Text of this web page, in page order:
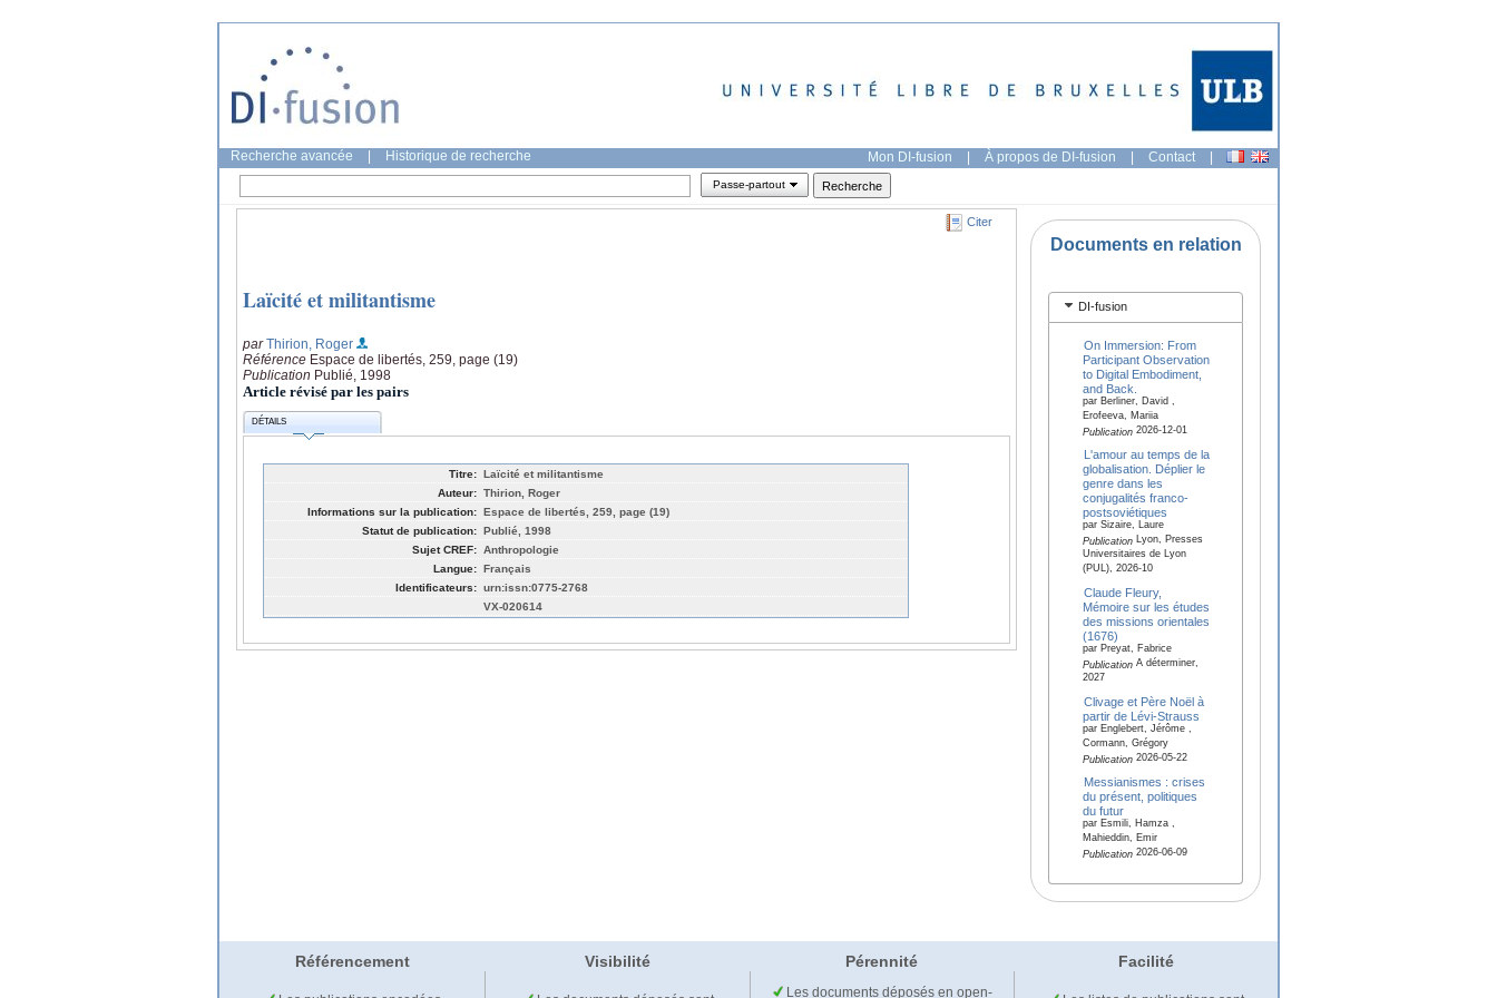
Recherche avancée Historique de recherche Mon DI-fusion | À propos de DI-fusion | Contact |
Passe-partout
Citer
Laïcité et militantisme
parThirion, Roger
Référence Espace de libertés, 259, page (19)
Publication Publié, 1998
Article révisé par les pairs
DÉTAILS
Titre: Laïcité et militantisme
Auteur: Thirion, Roger
Informations sur la publication: Espace de libertés, 259, page (19)
Statut de publication: Publié, 1998
Sujet CREF: Anthropologie
Langue: Français
Identificateurs: urn:issn:0775-2768
VX-020614
Documents en relation
DI-fusion
On Immersion: From
Participant Observation
to Digital Embodiment,
and Back.
par Berliner, David ,
Erofeeva, Mariia
Publication2026-12-01
L'amour au temps de la
globalisation. Déplier le
genre dans les
conjugalités franco-
postsoviétiques
par Sizaire, Laure
PublicationLyon, Presses
Universitaires de Lyon
(PUL), 2026-10
Claude Fleury,
Mémoire sur les études
des missions orientales
(1676)
par Preyat, Fabrice
PublicationA déterminer,
2027
Clivage et Père Noël à
partir de Lévi-Strauss
par Englebert, Jérôme ,
Cormann, Grégory
Publication2026-05-22
Messianismes : crises
du présent, politiques
du futur
par Esmili, Hamza ,
Mahieddin, Emir
Publication2026-06-09
Référencement Visibilité Pérennité Facilité
Les documents déposés en open-